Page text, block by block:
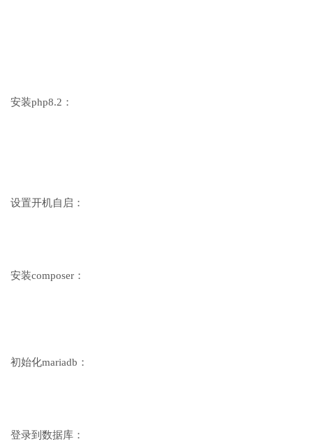
安装php8.2：
设置开机自启：
安装composer：
初始化mariadb：
登录到数据库：